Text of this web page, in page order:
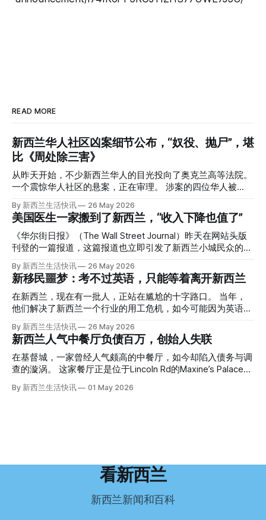
READ MORE
新西兰华人社区凶案细节公布，“奴役、抛尸”，堪
比《周处除三害》
从昨天开始，不少新西兰华人的目光投向了奥克兰高等法院。
一个震惊华人社区的悬案，正在审理。 涉案的四位华人被
告，站在了法庭，被控与一位70岁中国女人的死有关。 事情
的复杂程度，远超人们的想象。 神秘的黑色塑料袋 先让我们
回到2024年3月12日。 新西兰一个名叫Paul Middleton的老
人，在奥克兰Gulf Harbour钓鱼时，发现了一个黑色塑料袋，
里面是一堆衣服。 再扒开衣服，他看到了一只手，一只人
腰部对折，黑色胶带缠着头、手腕和身体，整个人被绑成胎儿
状。 两个10公斤的米袋装满了石头，用胶带死死缠在尸体
上。 死者是亚洲面孔的老年女性，头部、脸、胳膊都有钝器
伤，当时身穿一件“娟燕牌”内衣和黑色长裤。 她是谁？没有人
Operation Parade的案子，开始调查。 米袋泄露秘密 破案的
关键，是两个米袋。这两个塑料米袋里装着用来压住尸体的花
园石头。 每个米袋上都有序列号。 警察一家家查，发现这批
米是在奥克兰北岸一家超市卖的。
By 新西兰生活快讯 26 May 2026
美国医生一家搬到了新西兰，“收入下降也值了”
《华尔街日报》（The Wall Street Journal）昨天在网站头版
刊登的一篇报道，这篇报道也立即引发了新西兰小城民众的兴
趣： “精疲力尽的美国医生，正在离开美国，前往新西兰一座
偏远小镇。” “精疲力尽的美国医生”搬家新西兰 四年前，在加
州拉霍亚（La Jolla）一家医院担任内科医生的Brandon
Williams医生达到了崩溃的边缘。 患者人数激增、医疗人员短
缺、医疗事故诉讼的威胁，以及对患者无力支付医疗费用的忧
（PTSD）。他的其中一位同事甚至因自杀身亡。 他并不想放
弃从医，但他不想再在美国行医了。 于是，他与38岁的妻子
Ellen Williams开始在欧洲寻找更好的选择。 就在那时，他收
到了一封来自新西兰医疗招聘人员的信。 “虽然跑到那个‘与世
义。”现年39岁的加州人Brandon说道。 2024年11月，这家人
By 新西兰生活快讯 26 May 2026
新移民噩梦：考不过英语，只能等着离开新西兰
在新西兰，现在有一批人，正站在尴尬的十字路口。 当年，
他们解决了新西兰一个行业的用工危机，如今可能因为英语考
试，不得不在几年内离开这个国家。 一位移民的无奈感叹：
“如果我们真能考到那个分数，就不会来开公交车了。” 因为英
语，他们一直无法上岸 来自菲律宾的Ryan De Guzman，就是
这批人中的一员。 2023年，当他看到新西兰招聘海外公交司
机的信息时，几乎没有犹豫就提交了申请。 “我听说这里气候
年3月抵达奥克兰。 当时心里盘算着：努力工作两年，申请居
所需的英语门槛。 De Guzman选择了另一项考试——
Pearson Test of English，最终成绩是45分，而申请要求是58
By 新西兰生活快讯 26 May 2026
新西兰人气中餐厅负债百万，创始人失联
在基督城，一家曾经人气颇高的中餐厅，如今却陷入债务与调
查的漩涡。 这家餐厅正是位于Lincoln Rd的Maxine’s Palace。
其背后的公司已进入清算程序，债务总额接近100万纽币，而
引人关注的是——清算人目前无法联系到创始人本人。 今年3
纽币，员工索赔金额仍在核算中。 整体债务规模，已经逼近
这导致公司财务记录尚未完全掌握，资产处置是否合理仍待核
By 新西兰生活快讯 01 May 2026
看新西兰
新西兰新闻和百科